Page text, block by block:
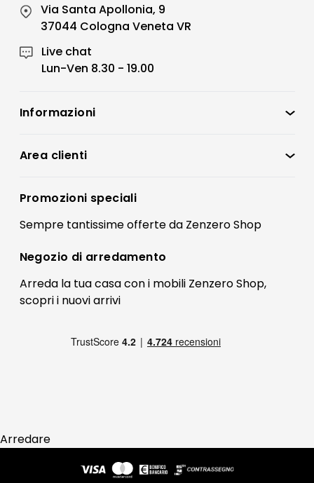
Via Santa Apollonia, 9
37044 Cologna Veneta VR
Live chat
Lun-Ven 8.30 - 19.00
Informazioni
Condizioni di vendita
Preferenze Cookies
Termini e condizioni
Contatti
FAQ
Pagamenti
Area clienti
Registrati
Il mio account
Promozioni speciali
Sempre tantissimeofferteda Zenzero Shop
Negozio di arredamento
Arreda la tua casa con i mobili Zenzero Shop,
scopri i nuovi arrivi
Arredare